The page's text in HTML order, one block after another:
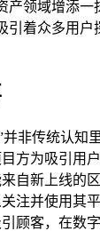
产领域增添一
引着众多用户
非传统认知
方为吸引用
自新上线的
注并使用其
顾客，在数